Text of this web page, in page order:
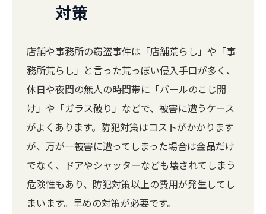
対策
店舗や事務所の窃盗事件は「店舗荒らし」や「事
務所荒らし」と言った荒っぽい侵入手口が多く、
休日や夜間の無人の時間帯に「バールのこじ開
け」や「ガラス破り」などで、被害に遭うケース
がよくあります。防犯対策はコストがかかります
が、万が一被害に遭ってしまった場合は金品だけ
でなく、ドアやシャッターなども壊されてしまう
危険性もあり、防犯対策以上の費用が発生してし
まいます。早めの対策が必要です。